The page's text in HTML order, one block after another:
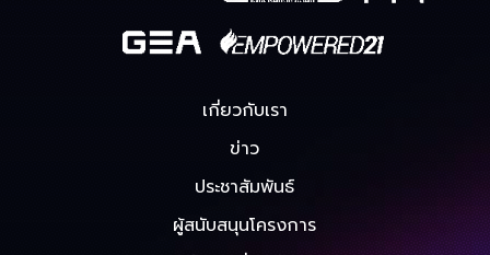
เกี่ยวกับเรา
ข่าว
ประชาสัมพันธ์
ผู้สนับสนุนโครงการ